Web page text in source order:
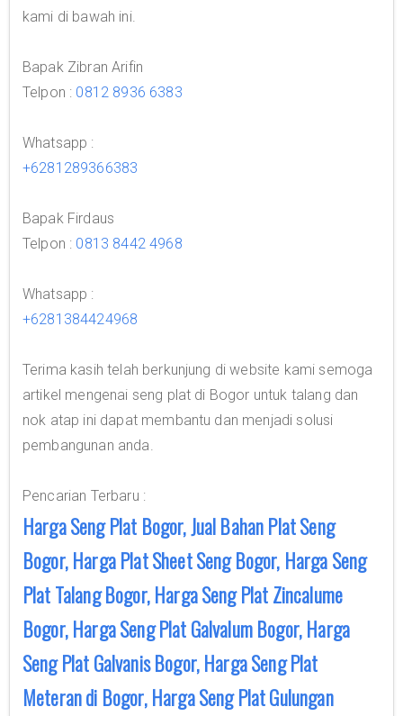
kami di bawah ini.
Bapak Zibran Arifin
Telpon : 0812 8936 6383
Whatsapp :
+6281289366383
Bapak Firdaus
Telpon : 0813 8442 4968
Whatsapp :
+6281384424968
Terima kasih telah berkunjung di website kami semoga
artikel mengenai seng plat di Bogor untuk talang dan
nok atap ini dapat membantu dan menjadi solusi
pembangunan anda.
Pencarian Terbaru :
Harga Seng Plat Bogor, Jual Bahan Plat Seng
Bogor, Harga Plat Sheet Seng Bogor, Harga Seng
Plat Talang Bogor, Harga Seng Plat Zincalume
Bogor, Harga Seng Plat Galvalum Bogor, Harga
Seng Plat Galvanis Bogor, Harga Seng Plat
Meteran di Bogor, Harga Seng Plat Gulungan